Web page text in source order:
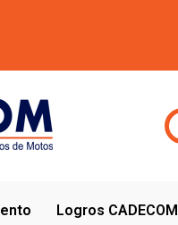
Logros CADECOM